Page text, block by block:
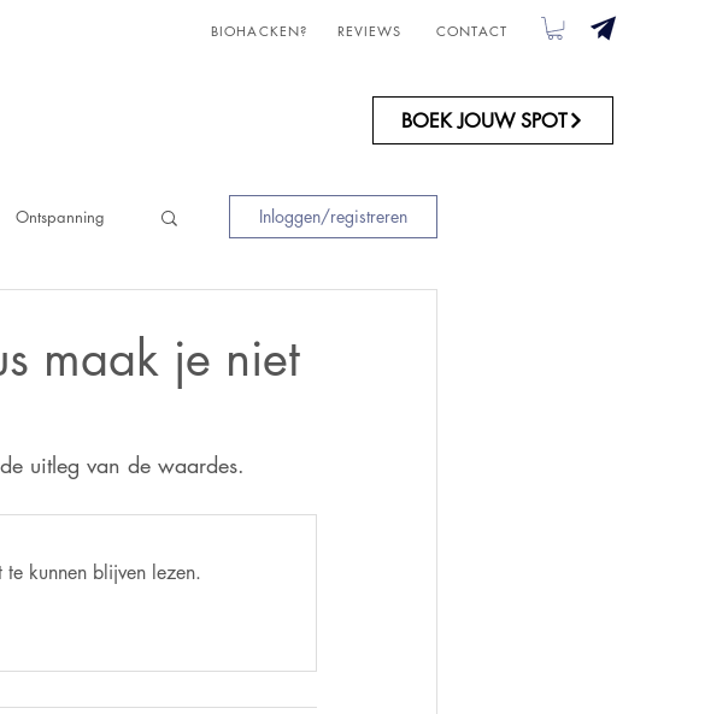
BIOHACKEN? REVIEWS CONTACT
Ontspanning Inloggen/registreren
maak je niet
uitleg van de waardes.
kunnen blijven lezen.
BOEK JOUW SPOT